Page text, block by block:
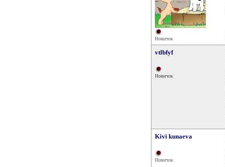
Новичок
vtlbfyf
Новичок
Kivi kunaeva
Новичок